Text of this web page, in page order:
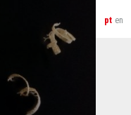
pt en